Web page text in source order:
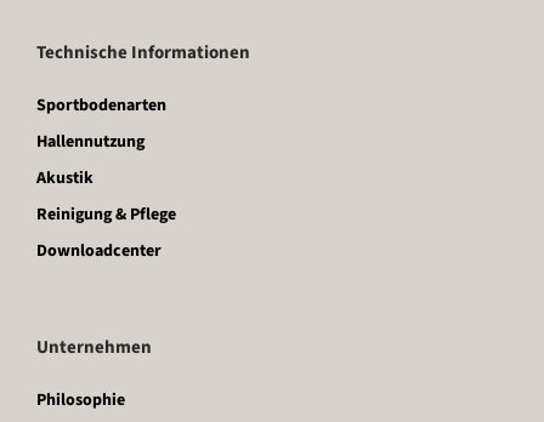
Technische Informationen
Sportbodenarten
Hallennutzung
Akustik
Reinigung & Pflege
Downloadcenter
Unternehmen
Philosophie